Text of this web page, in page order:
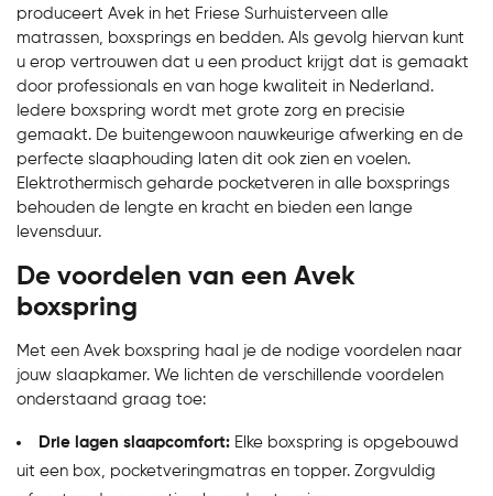
Bekijk product
produceert Avek in het Friese Surhuisterveen alle
matrassen, boxsprings en bedden. Als gevolg hiervan kunt
u erop vertrouwen dat u een product krijgt dat is gemaakt
door professionals en van hoge kwaliteit in Nederland.
Iedere boxspring wordt met grote zorg en precisie
gemaakt. De buitengewoon nauwkeurige afwerking en de
perfecte slaaphouding laten dit ook zien en voelen.
Elektrothermisch geharde pocketveren in alle boxsprings
behouden de lengte en kracht en bieden een lange
levensduur.
De voordelen van een Avek
boxspring
Met een Avek boxspring haal je de nodige voordelen naar
jouw slaapkamer. We lichten de verschillende voordelen
onderstaand graag toe:
Drie lagen slaapcomfort: Elke boxspring is opgebouwd
uit een box, pocketveringmatras en topper. Zorgvuldig